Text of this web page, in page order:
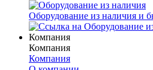
Оборудование из наличия и
Компания
Компания
Компания